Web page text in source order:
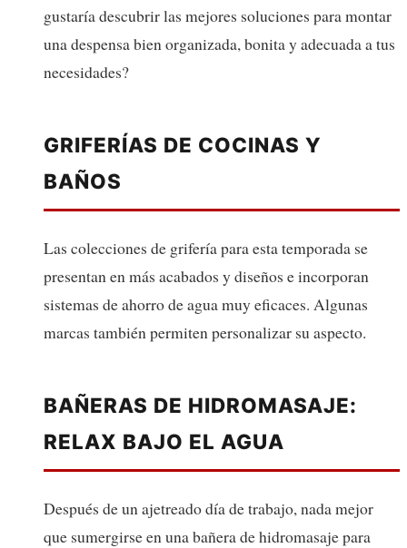
gustaría descubrir las mejores soluciones para montar
una despensa bien organizada, bonita y adecuada a tus
necesidades?
GRIFERÍAS DE COCINAS Y
BAÑOS
Las colecciones de grifería para esta temporada se
presentan en más acabados y diseños e incorporan
sistemas de ahorro de agua muy eficaces. Algunas
marcas también permiten personalizar su aspecto.
BAÑERAS DE HIDROMASAJE:
RELAX BAJO EL AGUA
Después de un ajetreado día de trabajo, nada mejor
que sumergirse en una bañera de hidromasaje para